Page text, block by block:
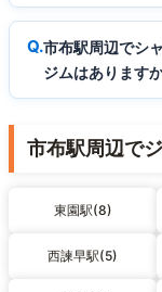
市布駅周辺でシ
ジムはあります
市布駅周辺で
東園駅(8)
西諫早駅(5)